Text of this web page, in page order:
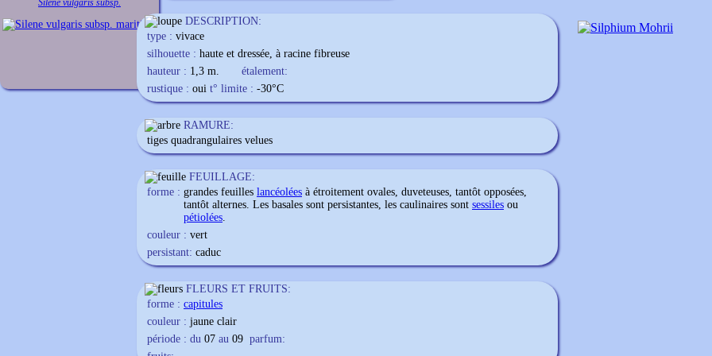
Silene vulgaris subsp.
DESCRIPTION:
type : vivace
silhouette : haute et dressée, à racine fibreuse
hauteur : 1,3 m.
étalement:
rustique : oui t° limite : -30°C
RAMURE:
tiges quadrangulaires velues
FEUILLAGE:
forme : grandes feuilles lancéolées à étroitement ovales, duveteuses, tantôt opposées,
tantôt alternes. Les basales sont persistantes, les caulinaires sont sessiles ou
pétiolées.
couleur : vert
persistant: caduc
FLEURS ET FRUITS:
forme : capitules
couleur : jaune clair
période : du 07 au 09 parfum: